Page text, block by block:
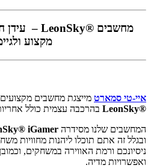
מחשבים ®
LeonSky –
מקצוע
איי-טי סמארט מייצגת מחשבים מקצועים
®
LeonSky בהרכבה עצמית כולל
המחשבים שלנו מסידרה iGamer
ובגלל זה אתם תוכלו ליהנות מחוויות
ניסיונכם ורמת האווירה במשחקים,
ואפשרויות מדיה.